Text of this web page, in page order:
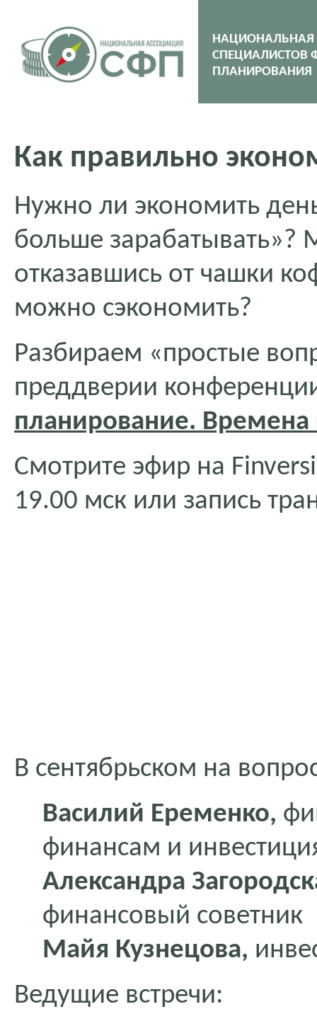
НАЦИОНАЛЬНАЯ
СПЕЦИАЛИСТОВ
ПЛАНИРОВАНИЯ
Как правильно
Нужно ли экономить
больше
отказавшись от чашки
можно сэкономить?
Разбираем «простые
преддверии
планирование. Времена
Смотрите эфир на
19.00 мск или запись
В сентябрьском на
Василий Еременко,
финансам и
Александра
финансовый советник
Майя Кузнецова,
Ведущие встречи: